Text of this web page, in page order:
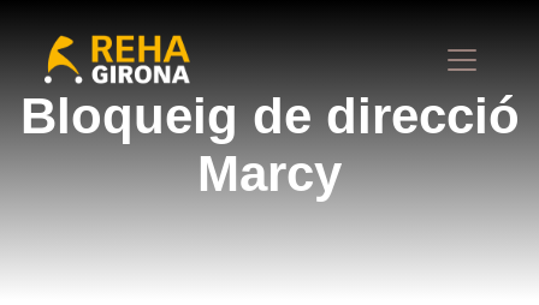
Bloqueig de direcció
Marcy